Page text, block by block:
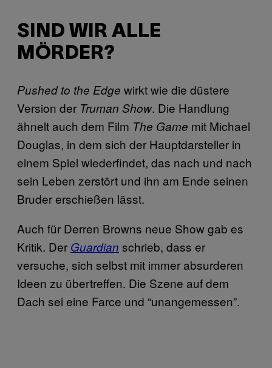
SIND WIR ALLE
MÖRDER?
Pushed to the Edge wirkt wie die düstere
Version der Truman Show. Die Handlung
ähnelt auch dem Film The Game mit Michael
Douglas, in dem sich der Hauptdarsteller in
einem Spiel wiederfindet, das nach und nach
sein Leben zerstört und ihn am Ende seinen
Bruder erschießen lässt.
Auch für Derren Browns neue Show gab es
Kritik. Der Guardian schrieb, dass er
versuche, sich selbst mit immer absurderen
Ideen zu übertreffen. Die Szene auf dem
Dach sei eine Farce und “unangemessen”.